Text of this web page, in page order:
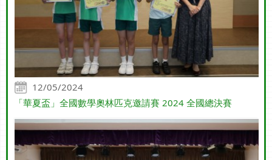
12/05/2024
「華夏盃」全國數學奧林匹克邀請賽 2024 全國總決賽